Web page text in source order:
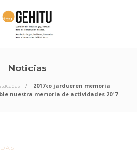
Noticias
2017ko jardueren memoria
nuestra memoria de actividades 2017